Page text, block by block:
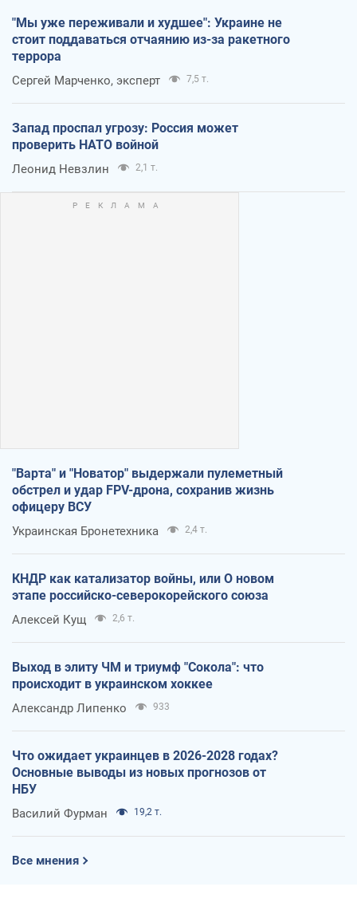
"Мы уже переживали и худшее": Украине не
стоит поддаваться отчаянию из-за ракетного
террора
Сергей Марченко, эксперт 7,5 т.
Запад проспал угрозу: Россия может
проверить НАТО войной
Леонид Невзлин 2,1 т.
"Варта" и "Новатор" выдержали пулеметный
обстрел и удар FPV-дрона, сохранив жизнь
офицеру ВСУ
Украинская Бронетехника 2,4 т.
КНДР как катализатор войны, или О новом
этапе российско-северокорейского союза
Алексей Кущ 2,6 т.
Выход в элиту ЧМ и триумф "Сокола": что
происходит в украинском хоккее
Александр Липенко 933
Что ожидает украинцев в 2026-2028 годах?
Основные выводы из новых прогнозов от
НБУ
Василий Фурман 19,2 т.
Все мнения